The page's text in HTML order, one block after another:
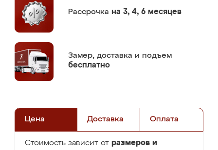
Рассрочка на 3, 4, 6 месяцев
Замер, доставка и подъем
бесплатно
Цена Доставка Оплата
Стоимость зависит от размеров и